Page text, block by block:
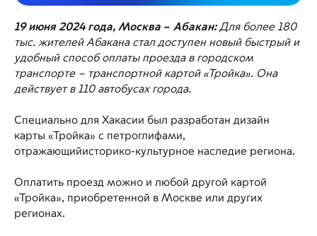
19 июня 2024 года, Москва – Абакан:Для более 180
тыс. жителей Абакана стал доступен новый быстрый и
удобный способ оплаты проезда в городском
транспорте – транспортной картой «Тройка». Она
действует в 110 автобусах города.
Специально для Хакасии был разработан дизайн
карты «Тройка» с петроглифами,
отражающийисторико-культурное наследие региона.
Оплатить проезд можно и любой другой картой
«Тройка», приобретенной в Москве или других
регионах.